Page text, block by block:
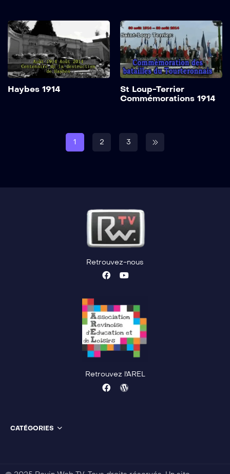
Haybes 1914
St Loup-Terrier
Commémorations 1914
1 2 3
Retrouvez-nous
Retrouvez l'AREL
CATÉGORIES